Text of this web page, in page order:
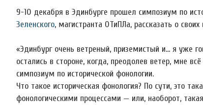
9-10 декабря в Эдинбурге прошел симпозиум по
Зеленского, магистранта ОТиПЛа, рассказать о своих
«Эдинбург очень ветреный, приземистый и… я уже
остались в стороне, когда, преодолев ветер, мне
симпозиум по исторической фонологии.
Что такое историческая фонология? По сути, это
фонологическими процессами — или, наоборот,